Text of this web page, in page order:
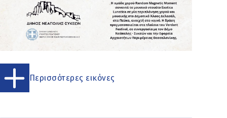
Περισσότερες εικόνες